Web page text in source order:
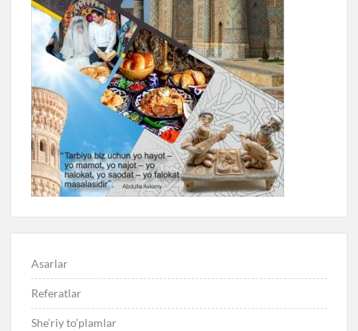
Asarlar
Referatlar
She’riy to’plamlar